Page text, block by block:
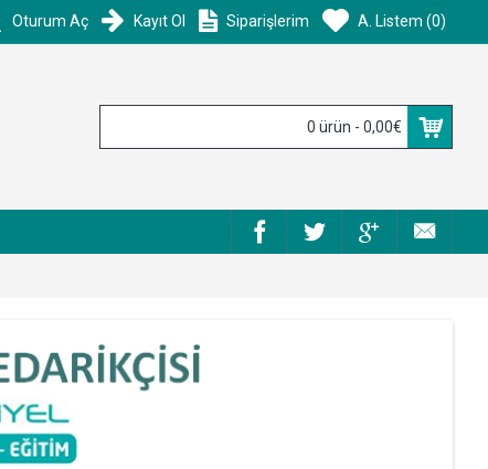
Oturum Aç Kayıt Ol Siparişlerim A. Listem (0)
0 ürün - 0,00€